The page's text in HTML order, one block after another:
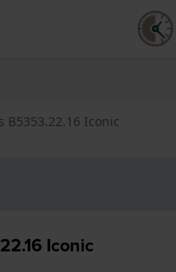
B5353.22.16 Iconic
Iconic